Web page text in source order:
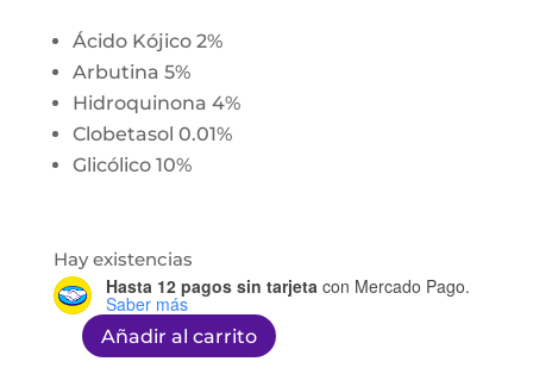
Ácido Kójico 2%
Arbutina 5%
Hidroquinona 4%
Clobetasol 0.01%
Glicólico 10%
Hay existencias
Hasta 12 pagos sin tarjeta con Mercado Pago.
Saber más
Miderma
Añadir al carrito